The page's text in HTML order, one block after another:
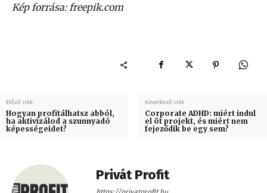
Kép forrása: freepik.com
Előző cikk
Hogyan profitálhatsz abból,
ha aktivizálod a szunnyadó
képességeidet?
Következő cikk
Corporate ADHD: miért indul
el öt projekt, és miért nem
fejeződik be egy sem?
Privát Profit